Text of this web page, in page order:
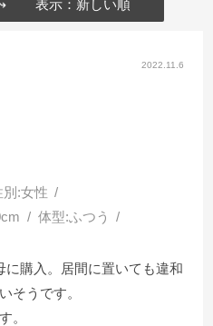
表示：新しい順
2022.11.6
別:女性
体型:ふつう
に購入。居間に置いても違和
そうです。
。